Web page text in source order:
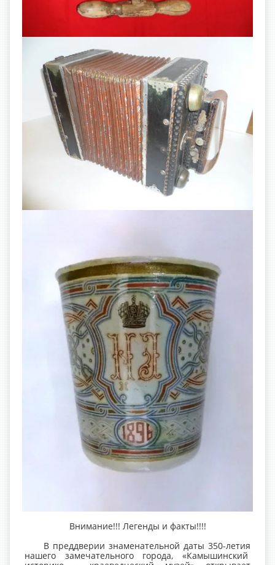
Внимание!!! Легенды и факты!!!!
В преддверии знаменательной даты 350-летия
нашего замечательного города, «Камышинский